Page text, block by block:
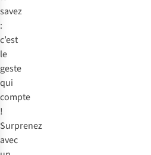
savez
:
c’est
le
geste
qui
compte
!
Surprenez
avec